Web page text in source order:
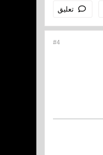
تعليق
#4